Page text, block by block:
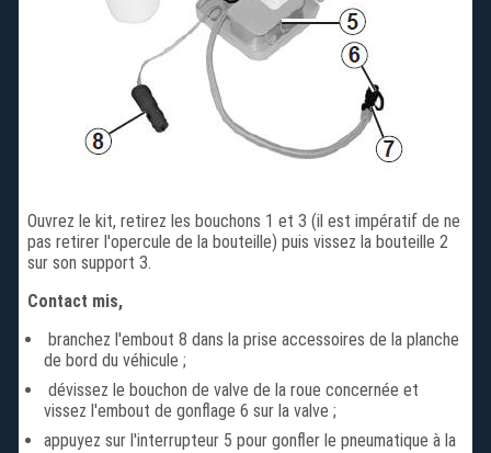
Ouvrez le kit, retirez les bouchons 1 et 3 (il est impératif de ne
pas retirer l'opercule de la bouteille) puis vissez la bouteille 2
sur son support 3.
Contact mis,
branchez l'embout 8 dans la prise accessoires de la planche
de bord du véhicule ;
dévissez le bouchon de valve de la roue concernée et
vissez l'embout de gonflage 6 sur la valve ;
appuyez sur l'interrupteur 5 pour gonfler le pneumatique à la